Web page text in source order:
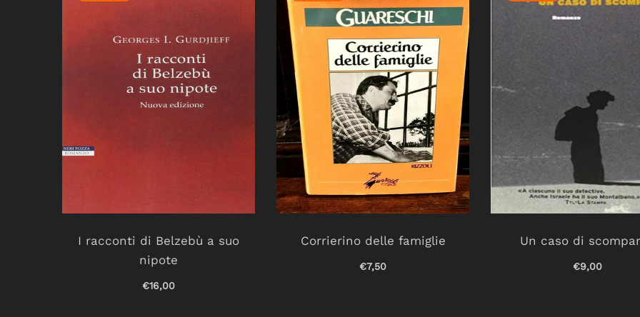
I racconti di Belzebù a suo
nipote
€16,00
Corrierino delle famiglie
€7,50
Un caso di
€9,00